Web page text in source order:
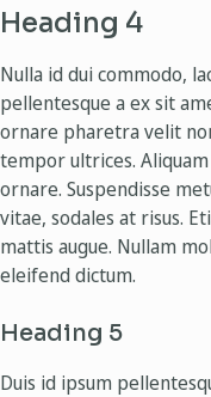
Heading 4
Nulla id dui commodo,
pellentesque a ex sit
ornare pharetra velit
tempor ultrices.
ornare. Suspendisse
vitae, sodales at risus.
mattis augue. Nullam
eleifend dictum.
Heading 5
Duis id ipsum